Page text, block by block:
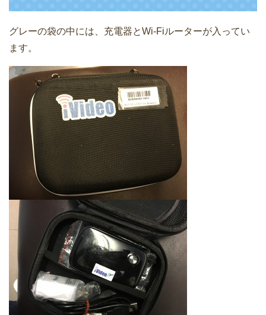
グレーの袋の中には、充電器とWi-Fiルーターが入ってい
ます。